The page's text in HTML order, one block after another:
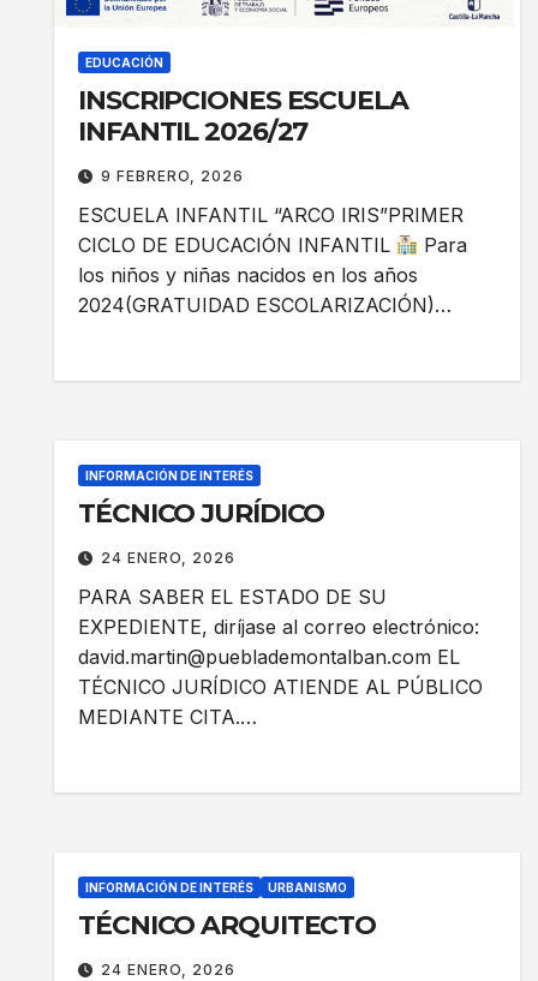
EDUCACIÓN
INSCRIPCIONES ESCUELA
INFANTIL 2026/27
9 FEBRERO, 2026
ESCUELA INFANTIL “ARCO IRIS”PRIMER
CICLO DE EDUCACIÓN INFANTIL
Para
los niños y niñas nacidos en los años
2024(GRATUIDAD ESCOLARIZACIÓN)…
INFORMACIÓN DE INTERÉS
TÉCNICO JURÍDICO
24 ENERO, 2026
PARA SABER EL ESTADO DE SU
EXPEDIENTE, diríjase al correo electrónico:
david.martin@pueblademontalban.com EL
TÉCNICO JURÍDICO ATIENDE AL PÚBLICO
MEDIANTE CITA.…
INFORMACIÓN DE INTERÉS URBANISMO
TÉCNICO ARQUITECTO
24 ENERO, 2026